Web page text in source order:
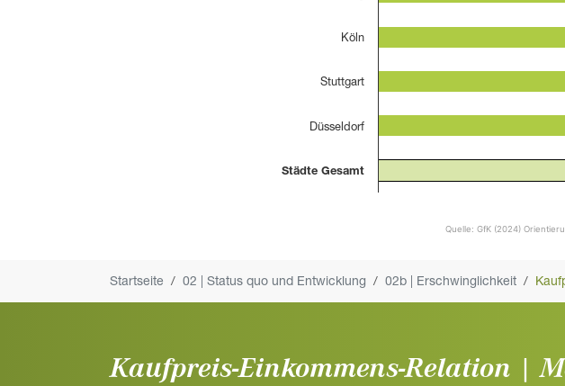
Köln
Stuttgart
Düsseldorf
Städte Gesamt
Quelle: GfK (2024)
Startseite 02 | Status quo und Entwicklung 02b | Erschwinglichkeit
Kaufpreis-Einkommens-Relation |